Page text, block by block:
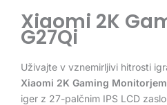
Xiaomi 2K
G27Qi
Uživajte v vznemirljivi hitrosti
Xiaomi 2K Gaming
iger z 27-palčnim IPS LCD